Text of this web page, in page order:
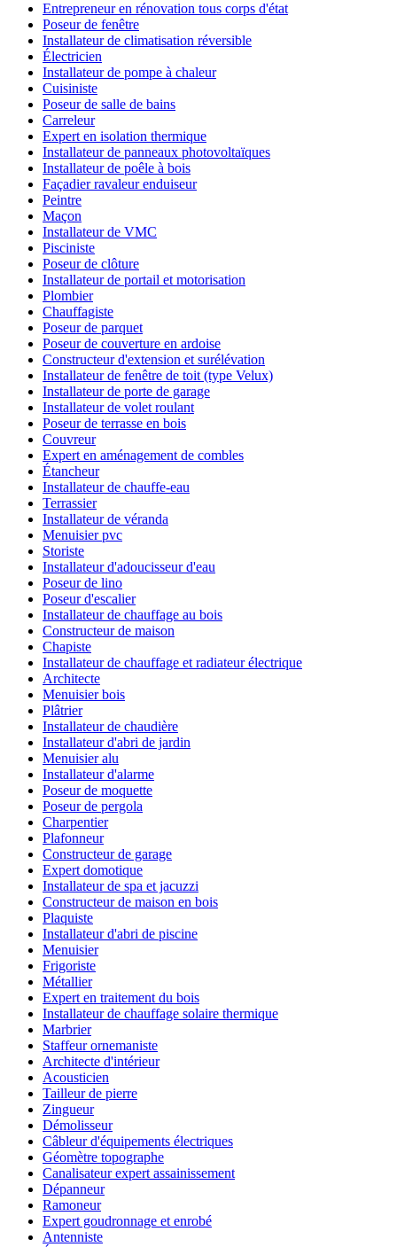
Entrepreneur en rénovation tous corps d'état
Poseur de fenêtre
Installateur de climatisation réversible
Électricien
Installateur de pompe à chaleur
Cuisiniste
Poseur de salle de bains
Carreleur
Expert en isolation thermique
Installateur de panneaux photovoltaïques
Installateur de poêle à bois
Façadier ravaleur enduiseur
Peintre
Maçon
Installateur de VMC
Pisciniste
Poseur de clôture
Installateur de portail et motorisation
Plombier
Chauffagiste
Poseur de parquet
Poseur de couverture en ardoise
Constructeur d'extension et surélévation
Installateur de fenêtre de toit (type Velux)
Installateur de porte de garage
Installateur de volet roulant
Poseur de terrasse en bois
Couvreur
Expert en aménagement de combles
Étancheur
Installateur de chauffe-eau
Terrassier
Installateur de véranda
Menuisier pvc
Storiste
Installateur d'adoucisseur d'eau
Poseur de lino
Poseur d'escalier
Installateur de chauffage au bois
Constructeur de maison
Chapiste
Installateur de chauffage et radiateur électrique
Architecte
Menuisier bois
Plâtrier
Installateur de chaudière
Installateur d'abri de jardin
Menuisier alu
Installateur d'alarme
Poseur de moquette
Poseur de pergola
Charpentier
Plafonneur
Constructeur de garage
Expert domotique
Installateur de spa et jacuzzi
Constructeur de maison en bois
Plaquiste
Installateur d'abri de piscine
Menuisier
Frigoriste
Métallier
Expert en traitement du bois
Installateur de chauffage solaire thermique
Marbrier
Staffeur ornemaniste
Architecte d'intérieur
Acousticien
Tailleur de pierre
Zingueur
Démolisseur
Câbleur d'équipements électriques
Géomètre topographe
Canalisateur expert assainissement
Dépanneur
Ramoneur
Expert goudronnage et enrobé
Antenniste